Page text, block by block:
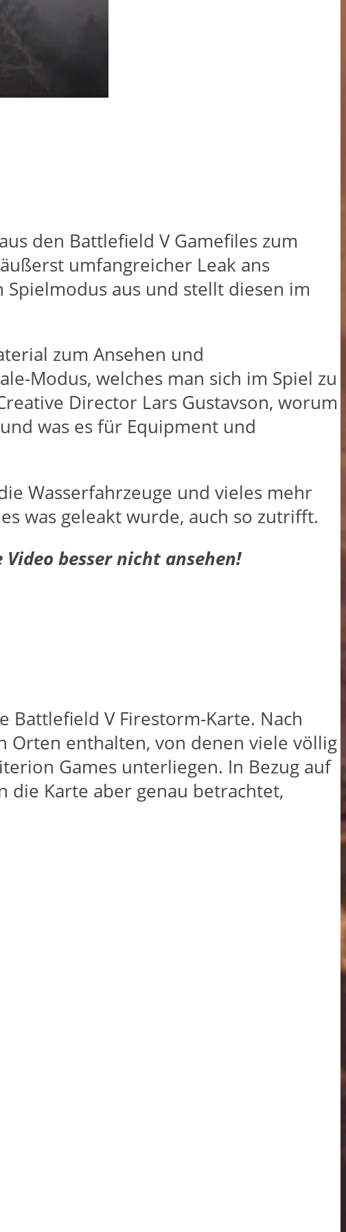
den Battlefield V Gamefiles zum
umfangreicher Leak ans
aus und stellt diesen im
zum Ansehen und
Modus, welches man sich im Spiel zu
Director Lars Gustavson, worum
was es für Equipment und
Wasserfahrzeuge und vieles mehr
was geleakt wurde, auch so zutrifft.
besser nicht ansehen!
Battlefield V Firestorm-Karte. Nach
Orten enthalten, von denen viele völlig
Games unterliegen. In Bezug auf
die Karte aber genau betrachtet,